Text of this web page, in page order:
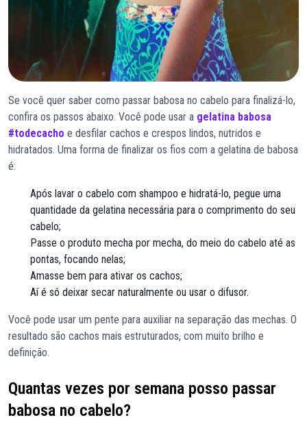
Se você quer saber como passar babosa no cabelo para finalizá-lo,
confira os passos abaixo. Você pode usar a gelatina babosa
#todecacho e desfilar cachos e crespos lindos, nutridos e
hidratados. Uma forma de finalizar os fios com a gelatina de babosa
é:
Após lavar o cabelo com shampoo e hidratá-lo, pegue uma
quantidade da gelatina necessária para o comprimento do seu
cabelo;
Passe o produto mecha por mecha, do meio do cabelo até as
pontas, focando nelas;
Amasse bem para ativar os cachos;
Aí é só deixar secar naturalmente ou usar o difusor.
Você pode usar um pente para auxiliar na separação das mechas. O
resultado são cachos mais estruturados, com muito brilho e
definição.
Quantas vezes por semana posso passar
babosa no cabelo?